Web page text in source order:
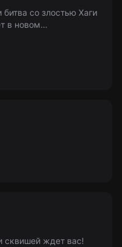
со злостью Хаги
в новом
сквишей ждет вас!